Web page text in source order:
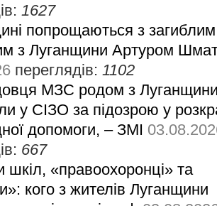
1627
попрощаються з загиблим
з Луганщини Артуром
переглядів: 1102
МЗС родом з
у СІЗО за підозрою у
допомоги, – ЗМІ
667
шкіл, «правоохоронці» та
кого з жителів Луганщини